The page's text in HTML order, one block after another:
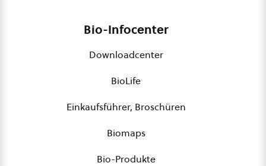
Bio-Infocenter
Downloadcenter
BioLife
Einkaufsführer, Broschüren
Biomaps
Bio-Produkte